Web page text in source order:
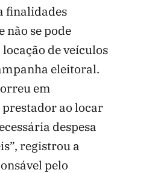
finalidades
não se pode
de veículos
eleitoral.
em
ao locar
despesa
registrou a
pelo